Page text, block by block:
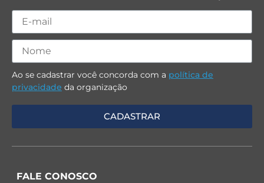
Ao se cadastrar você concorda com a política de
privacidade da organização
FALE CONOSCO